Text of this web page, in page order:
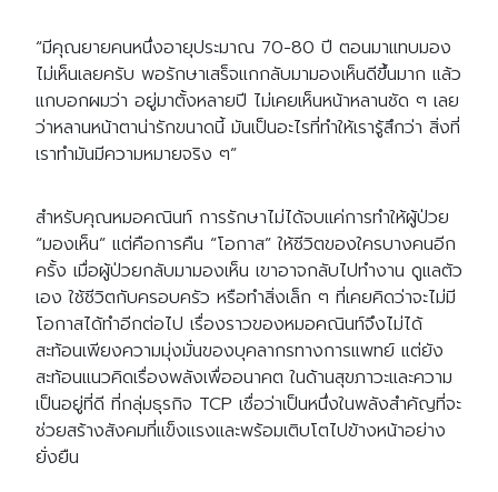
for: Search
“มีคุณยายคนหนึ่งอายุประมาณ 70-80 ปี ตอนมาแทบมอง
ไม่เห็นเลยครับ พอรักษาเสร็จแกกลับมามองเห็นดีขึ้นมาก แล้ว
แกบอกผมว่า อยู่มาตั้งหลายปี ไม่เคยเห็นหน้าหลานชัด ๆ เลย
ว่าหลานหน้าตาน่ารักขนาดนี้ มันเป็นอะไรที่ทำให้เรารู้สึกว่า สิ่งที่
เราทำมันมีความหมายจริง ๆ”
สำหรับคุณหมอคณินท์ การรักษาไม่ได้จบแค่การทำให้ผู้ป่วย
“มองเห็น” แต่คือการคืน “โอกาส” ให้ชีวิตของใครบางคนอีก
ครั้ง เมื่อผู้ป่วยกลับมามองเห็น เขาอาจกลับไปทำงาน ดูแลตัว
เอง ใช้ชีวิตกับครอบครัว หรือทำสิ่งเล็ก ๆ ที่เคยคิดว่าจะไม่มี
โอกาสได้ทำอีกต่อไป เรื่องราวของหมอคณินท์จึงไม่ได้
สะท้อนเพียงความมุ่งมั่นของบุคลากรทางการแพทย์ แต่ยัง
สะท้อนแนวคิดเรื่องพลังเพื่ออนาคต ในด้านสุขภาวะและความ
เป็นอยู่ที่ดี ที่กลุ่มธุรกิจ TCP เชื่อว่าเป็นหนึ่งในพลังสำคัญที่จะ
ช่วยสร้างสังคมที่แข็งแรงและพร้อมเติบโตไปข้างหน้าอย่าง
ยั่งยืน